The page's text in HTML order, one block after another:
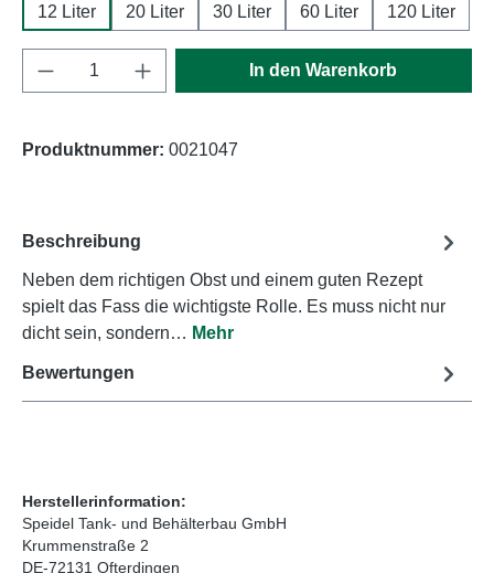
12 Liter 20 Liter 30 Liter 60 Liter 120 Liter
Produkt Anzahl: Gib den gewünschten
In den Warenkorb
Produktnummer: 0021047
Beschreibung
Neben dem richtigen Obst und einem guten Rezept
spielt das Fass die wichtigste Rolle. Es muss nicht nur
dicht sein, sondern… Mehr
Bewertungen
Herstellerinformation:
Speidel Tank- und Behälterbau GmbH
Krummenstraße 2
DE-72131 Ofterdingen